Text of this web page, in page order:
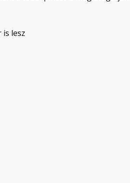
is lesz